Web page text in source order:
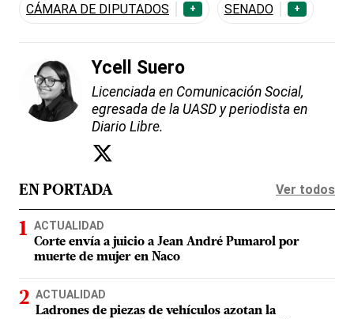
CÁMARA DE DIPUTADOS + SENADO +
Ycell Suero
Licenciada en Comunicación Social,
egresada de la UASD y periodista en
Diario Libre.
EN PORTADA Ver todos
ACTUALIDAD
Corte envía a juicio a Jean André Pumarol por
muerte de mujer en Naco
ACTUALIDAD
Ladrones de piezas de vehículos azotan la